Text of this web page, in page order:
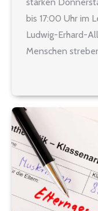
stärken
bis 17:00 Uhr im
Ludwig-Erhard-
Menschen